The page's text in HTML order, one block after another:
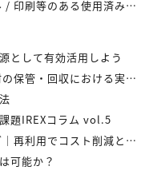
クリアファイルの再資源化とリサイクル方法
として有効活用しよう
る実務上のポイントIREXコラム vol.6
題IREXコラム vol.5
スト削減と環境負荷軽減を実現
可能か？